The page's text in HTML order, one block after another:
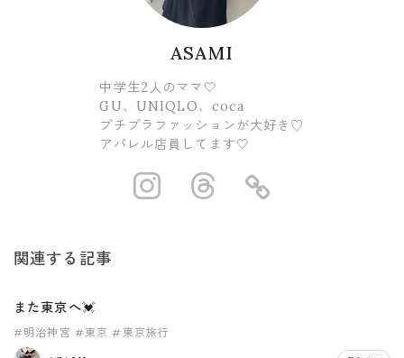
ASAMI
中学生2人のママ🤍
GU、UNIQLO、coca
プチプラファッションが大好き♡
アパレル店員してます🤍
https://https://
関連する記事
また東京へ💓
#明治神宮 #東京 #東京旅行